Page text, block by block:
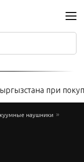
при
наушники »